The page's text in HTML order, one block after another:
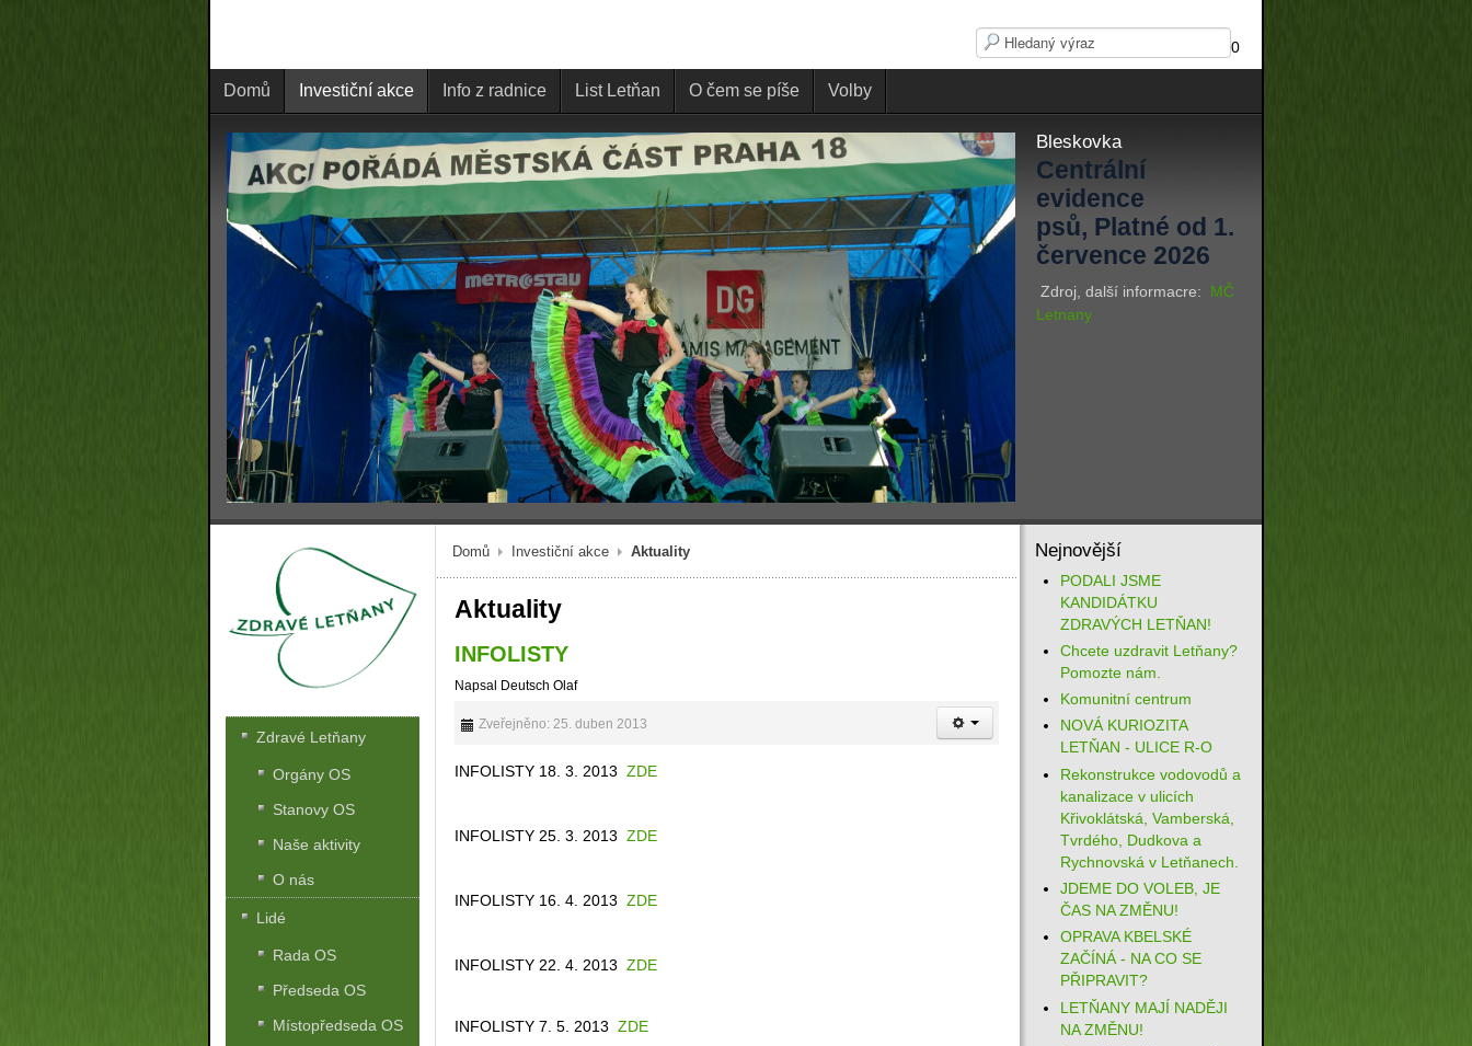
0
Domů Investiční akce Info z radnice List Letňan O čem se píše Volby
Bleskovka
Centrální
evidence
psů, Platné od 1.
července 2026
Zdroj, další informacre: MČ
Letnany
Domů Investiční akce Aktuality
Aktuality
INFOLISTY
Napsal Deutsch Olaf
Zveřejněno: 25. duben 2013
INFOLISTY 18. 3. 2013ZDE
INFOLISTY 25. 3. 2013ZDE
INFOLISTY 16. 4. 2013ZDE
INFOLISTY 22. 4. 2013ZDE
INFOLISTY 7. 5. 2013ZDE
Zdravé Letňany
Orgány OS
Stanovy OS
Naše aktivity
O nás
Lidé
Rada OS
Předseda OS
Místopředseda OS
Nejnovější
PODALI JSME
KANDIDÁTKU
ZDRAVÝCH LETŇAN!
Chcete uzdravit Letňany?
Pomozte nám.
Komunitní centrum
NOVÁ KURIOZITA
LETŇAN - ULICE R-O
Rekonstrukce vodovodů a
kanalizace v ulicích
Křivoklátská, Vamberská,
Tvrdého, Dudkova a
Rychnovská v Letňanech.
JDEME DO VOLEB, JE
ČAS NA ZMĚNU!
OPRAVA KBELSKÉ
ZAČÍNÁ - NA CO SE
PŘIPRAVIT?
LETŇANY MAJÍ NADĚJI
NA ZMĚNU!